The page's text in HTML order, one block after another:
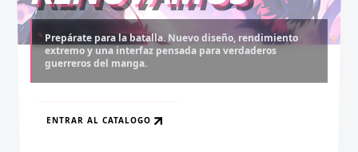
Prepárate para la batalla. Nuevo diseño, rendimiento
extremo y una interfaz pensada para verdaderos
guerreros del manga.
ENTRAR AL CATALOGO
Desbloquea capítulos legendarios. Recarga tus monedas
y accede al contenido más exclusivo sin límites.
RECARGAR AHORA
Asciende al rango máximo. Experiencia sin anuncios,
descargas infinitas y acceso anticipado.
VER BENEFICIOS